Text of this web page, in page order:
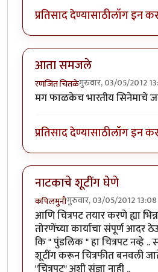
प्रतिसाद देण्यासाठीलॉग इन
आता समजले
रणजित चितळेगुरुवार, 03/05/2012
मग फाळकेच भारतीय सिनेमाचे
प्रतिसाद देण्यासाठीलॉग इन
नाटकाचे शूटींग घेणे
कपिलमुनीगुरुवार, 03/05/2012 13:08
आणि चित्रपट तयार करणे ह्या
तोरणेंच्या कार्याचा संपूर्ण आदर
कि " पुंडलिक " हा चित्रपट नव्हे
शूटींग करून चित्रफीत बनवली